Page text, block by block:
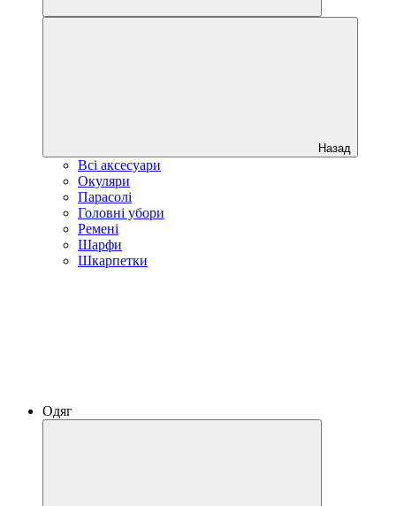
Назад
Всі аксесуари
Окуляри
Парасолі
Головні убори
Ремені
Шарфи
Шкарпетки
Одяг